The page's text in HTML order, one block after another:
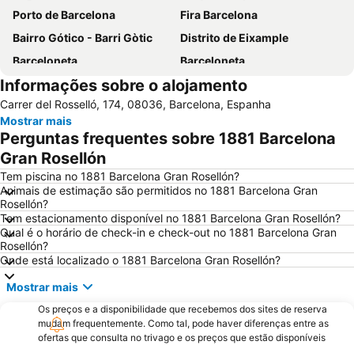
Porto de Barcelona
Fira Barcelona
Bairro Gótico - Barri Gòtic
Distrito de Eixample
Barceloneta
Barceloneta
Estádio Olímpico de Montjuïc
Camp Nou
Estació de Sants
Palácio Sant Jordi
Praça Catalunha
Sagrada Família Metro Station
La Dreta de l'Eixample
Metrô de Barcelona
Plaza Catalunya
Aeroport T1 Metro Station
Ciutat Vella
Catedral Basílica de Barcelona
Estació de Plaça Catalunya
Gràcia
Circuit de Catalunya
Parque do centro de Poblenou
El Born
La Salut
Sants
Parque do Forum
Casino de Barcelona
Informações sobre o alojamento
Carrer del Rosselló, 174, 08036, Barcelona, Espanha
Mostrar mais
Perguntas frequentes sobre 1881 Barcelona
Gran Rosellón
Tem piscina no 1881 Barcelona Gran Rosellón?
Animais de estimação são permitidos no 1881 Barcelona Gran
Rosellón?
Tem estacionamento disponível no 1881 Barcelona Gran Rosellón?
Qual é o horário de check-in e check-out no 1881 Barcelona Gran
Rosellón?
Onde está localizado o 1881 Barcelona Gran Rosellón?
Mostrar mais
Os preços e a disponibilidade que recebemos dos sites de reserva
mudam frequentemente. Como tal, pode haver diferenças entre as
ofertas que consulta no trivago e os preços que estão disponíveis